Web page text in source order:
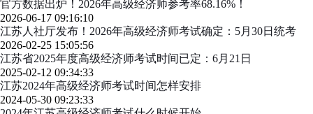
官方数据出炉！2026年高级经济师参考率68.16%！
2026-06-17 09:16:10
江苏人社厅发布！2026年高级经济师考试确定：5月30日统考
2026-02-25 15:05:56
江苏省2025年度高级经济师考试时间已定：6月21日
2025-02-12 09:34:33
江苏2024年高级经济师考试时间怎样安排
2024-05-30 09:23:33